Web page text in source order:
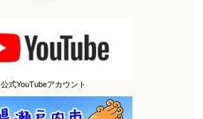
公式YouTubeアカウント